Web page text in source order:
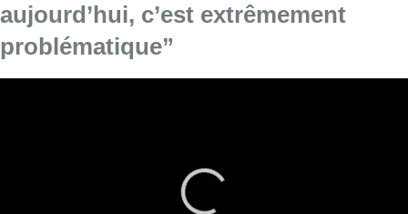
aujourd’hui, c’est extrêmement
problématique”
confrères de La Libre. C’est ce qu’il ressort d’une campagne
d’inspection menée en 2025 et d’éléments apportés à